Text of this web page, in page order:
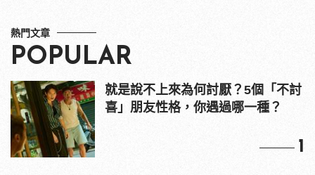
熱門文章
POPULAR
就是說不上來為何討厭？5個「不討
喜」朋友性格，你遇過哪一種？
1